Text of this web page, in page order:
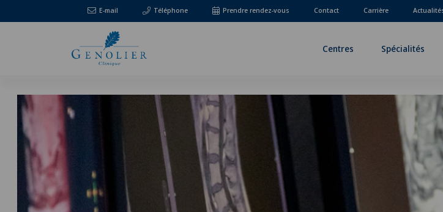
E-mail Téléphone Prendre rendez-vous Contact Carrière
Centres Spécialités